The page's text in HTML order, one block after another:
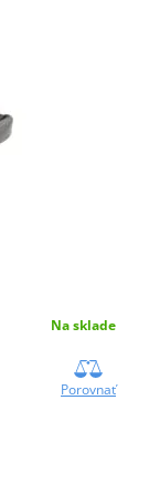
Na sklade
Porovnať